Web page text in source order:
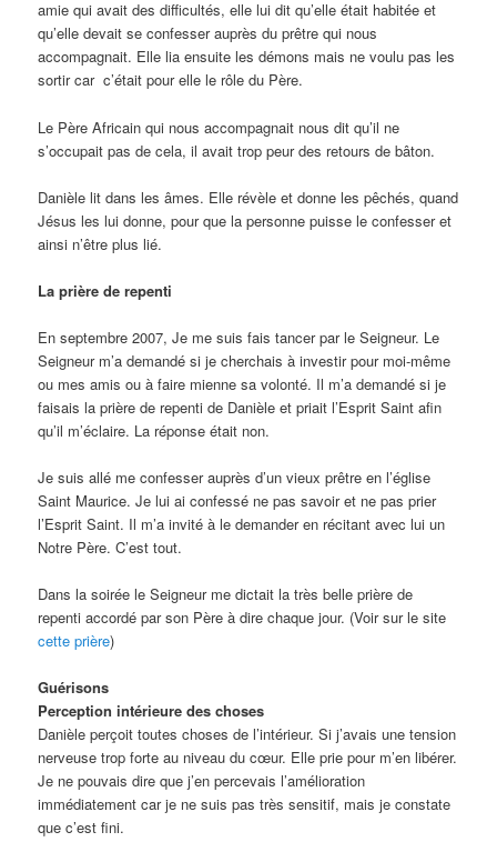
amie qui avait des difficultés, elle lui dit qu’elle était habitée et
qu’elle devait se confesser auprès du prêtre qui nous
accompagnait. Elle lia ensuite les démons mais ne voulu pas les
sortir car c’étaitpour ellele rôle du Père.
Le Père Africain qui nous accompagnait nous dit qu’il ne
s’occupait pas de cela, il avait trop peur des retours de bâton.
Danièle lit dans les âmes. Elle révèle et donne les pêchés, quand
Jésus les lui donne, pour que la personne puisse le confesser et
ainsi n’être plus lié.
La prière de repenti
En septembre 2007, Je me suis fais tancer par le Seigneur. Le
Seigneur m’a demandé si je cherchais à investir pour moi-même
ou mes amis ou à faire mienne sa volonté. Il m’a demandé si je
faisais la prière de repenti de Danièle et priait l’Esprit Saint afin
qu’il m’éclaire. La réponse était non.
Je suis allé me confesser auprès d’un vieux prêtre en l’église
Saint Maurice. Je lui ai confessé ne pas savoir et ne pas prier
l’Esprit Saint. Il m’a invité à le demander en récitant avec lui un
Notre Père. C’est tout.
Dans la soirée le Seigneur me dictait la très belle prière de
repenti accordé par son Père à dire chaque jour. (Voir sur le site
cette prière)
Guérisons
Perception intérieure des choses
Danièle perçoit toutes choses de l’intérieur. Si j’avais une tension
nerveuse trop forte au niveau du cœur. Elle prie pour m’en libérer.
Je ne pouvais dire que j’en percevais l’amélioration
immédiatement car je ne suis pas très sensitif, mais je constate
que c’est fini.